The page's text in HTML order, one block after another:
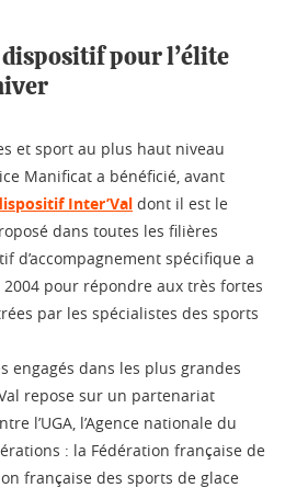
dispositif pour l’élite
et sport au plus haut niveau
Manificat a bénéficié, avant
Inter’Val dont il est le
dans toutes les filières
d’accompagnement spécifique a
pour répondre aux très fortes
par les spécialistes des sports
engagés dans les plus grandes
repose sur un partenariat
l’UGA, l’Agence nationale du
: la Fédération française de
française des sports de glace